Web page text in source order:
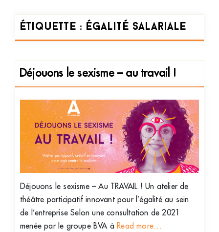
Étiquette : égalité salariale
Déjouons le sexisme – au travail !
Déjouons le sexisme – Au TRAVAIL ! Un atelier de
théâtre participatif innovant pour l’égalité au sein
de l’entreprise Selon une consultation de 2021
menée par le groupe BVA à Read more…